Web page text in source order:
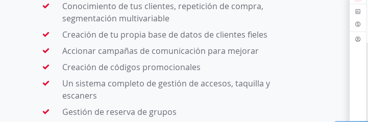
Conocimiento de tus clientes, repetición de compra,
segmentación multivariable
Creación de tu propia base de datos de clientes fieles
Accionar campañas de comunicación para mejorar
Creación de códigos promocionales
Un sistema completo de gestión de accesos, taquilla y
escaners
Gestión de reserva de grupos